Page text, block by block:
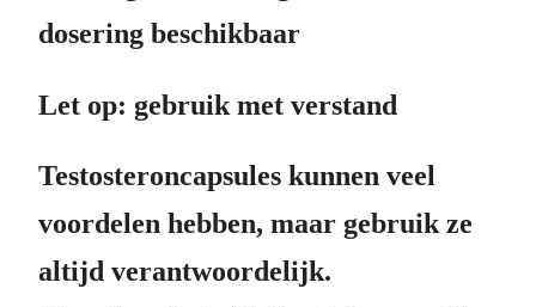
dosering beschikbaar
Let op: gebruik met verstand
Testosteroncapsules kunnen veel
voordelen hebben, maar gebruik ze
altijd verantwoordelijk.